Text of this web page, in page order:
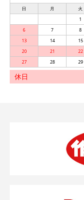
日
月 火
1
6
7 8
13
14 15
20
21 22
27
28 29
休日